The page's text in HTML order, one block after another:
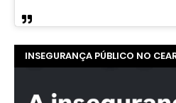
INSEGURANÇA PÚBLICO NO